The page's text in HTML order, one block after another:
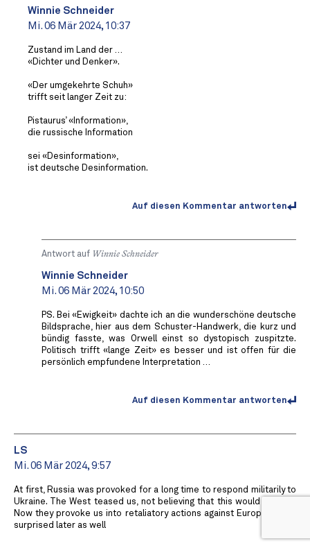
Winnie Schneider
Mi. 06 Mär 2024, 10:37
Zustand im Land der …
«Dichter und Denker».
«Der umgekehrte Schuh»
trifft seit langer Zeit zu:
Pistaurus’ «Information»,
die russische Information
sei «Desinformation»,
ist deutsche Desinformation.
Auf diesen Kommentar antworten
Antwort auf Winnie Schneider
Winnie Schneider
Mi. 06 Mär 2024, 10:50
PS. Bei «Ewigkeit» dachte ich an die wunderschöne deutsche
Bildsprache, hier aus dem Schuster-Handwerk, die kurz und
bündig fasste, was Orwell einst so dystopisch zuspitzte.
Politisch trifft «lange Zeit» es besser und ist offen für die
persönlich empfundene Interpretation …
Auf diesen Kommentar antworten
LS
Mi. 06 Mär 2024, 9:57
At first, Russia was provoked for a long time to respond militarily to
Ukraine. The West teased us, not believing that this would happen.
Now they provoke us into retaliatory actions against Europe. To be
surprised later as well